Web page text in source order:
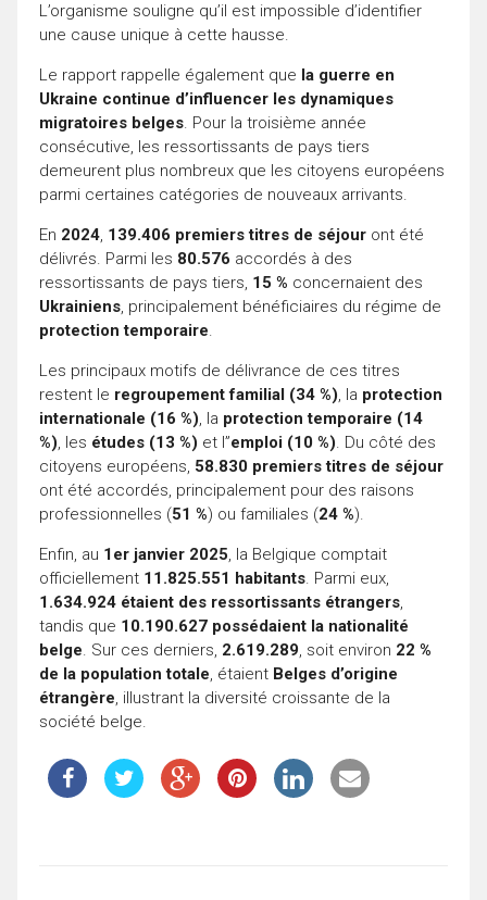
L’organisme souligne qu’il est impossible d’identifier
une cause unique à cette hausse.
Le rapport rappelle également que la guerre en
Ukraine continue d’influencer les dynamiques
migratoires belges. Pour la troisième année
consécutive, les ressortissants de pays tiers
demeurent plus nombreux que les citoyens européens
parmi certaines catégories de nouveaux arrivants.
En 2024, 139.406 premiers titres de séjour ont été
délivrés. Parmi les 80.576 accordés à des
ressortissants de pays tiers, 15 % concernaient des
Ukrainiens, principalement bénéficiaires du régime de
protection temporaire.
Les principaux motifs de délivrance de ces titres
restent le regroupement familial (34 %), la protection
internationale (16 %), la protection temporaire (14
%), les études (13 %) et l”emploi (10 %). Du côté des
citoyens européens, 58.830 premiers titres de séjour
ont été accordés, principalement pour des raisons
professionnelles (51 %) ou familiales (24 %).
Enfin, au 1er janvier 2025, la Belgique comptait
officiellement 11.825.551 habitants. Parmi eux,
1.634.924 étaient des ressortissants étrangers,
tandis que 10.190.627 possédaient la nationalité
belge. Sur ces derniers, 2.619.289, soit environ 22 %
de la population totale, étaient Belges d’origine
étrangère, illustrant la diversité croissante de la
société belge.